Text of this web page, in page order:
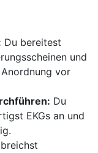
Du bereitest
und
vor
Du
EKGs an und